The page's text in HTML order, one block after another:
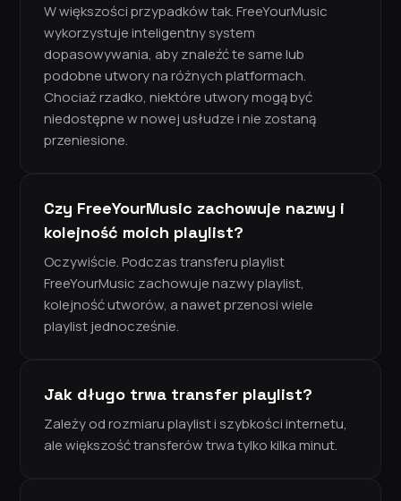
W większości przypadków tak. FreeYourMusic
wykorzystuje inteligentny system
dopasowywania, aby znaleźć te same lub
podobne utwory na różnych platformach.
Chociaż rzadko, niektóre utwory mogą być
niedostępne w nowej usłudze i nie zostaną
przeniesione.
Czy FreeYourMusic zachowuje nazwy i
kolejność moich playlist?
Oczywiście. Podczas transferu playlist
FreeYourMusic zachowuje nazwy playlist,
kolejność utworów, a nawet przenosi wiele
playlist jednocześnie.
Jak długo trwa transfer playlist?
Zależy od rozmiaru playlist i szybkości internetu,
ale większość transferów trwa tylko kilka minut.